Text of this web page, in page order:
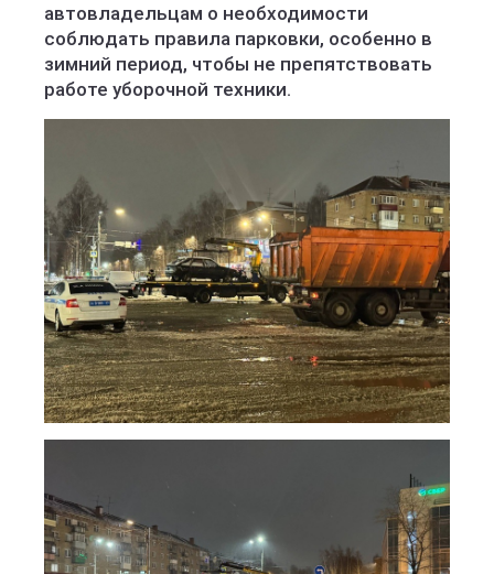
автовладельцам о необходимости
соблюдать правила парковки, особенно в
зимний период, чтобы не препятствовать
работе уборочной техники.